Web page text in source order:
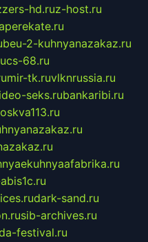
hd.ruz-host.ru
2-kuhnyanazakaz.ru
cs-68.ru
mir-tk.ruvlknrussia.ru
seks.rubankaribi.ru
dark-sand.ru
sib-archives.ru
festival.ru